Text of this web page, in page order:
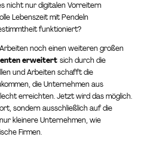
nicht nur digitalen Vorreitern
Lebenszeit mit Pendeln
funktioniert?
noch einen weiteren großen
erweitert sich durch die
und Arbeiten schafft die
die Unternehmen aus
erreichten. Jetzt wird das möglich.
sondern ausschließlich auf die
kleinere Unternehmen, wie
Firmen.